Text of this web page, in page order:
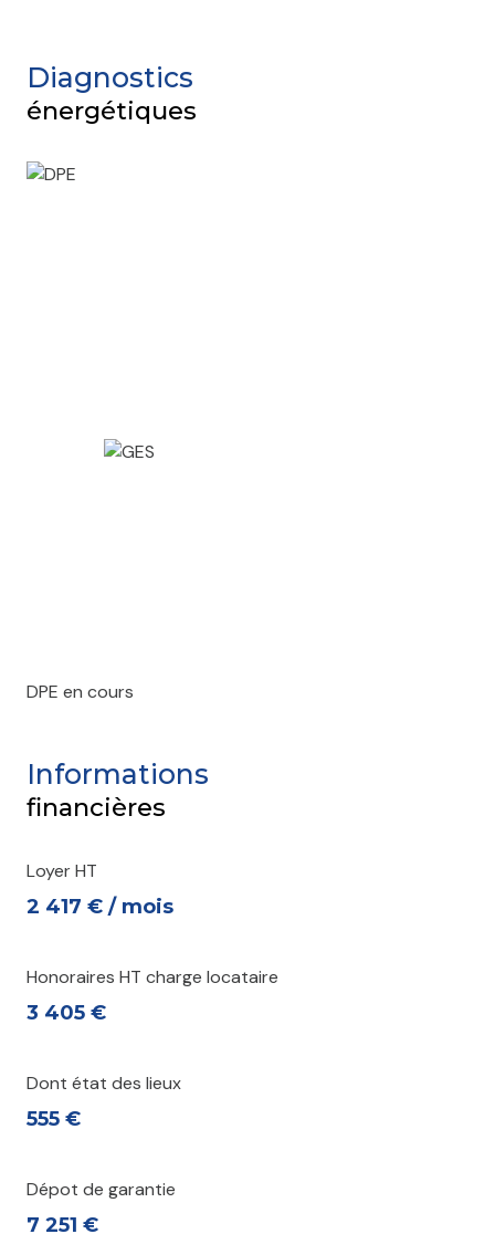
Diagnostics
énergétiques
DPE en cours
Informations
financières
Loyer HT
2 417 € / mois
Honoraires HT charge locataire
3 405 €
Dont état des lieux
555 €
Dépot de garantie
7 251 €